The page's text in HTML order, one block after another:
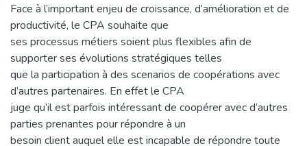
Face à l’important enjeu de croissance, d’amélioration et de
productivité, le CPA souhaite que
ses processus métiers soient plus flexibles afin de
supporter ses évolutions stratégiques telles
que la participation à des scenarios de coopérations avec
d’autres partenaires. En effet le CPA
juge qu’il est parfois intéressant de coopérer avec d’autres
parties prenantes pour répondre à un
besoin client auquel elle est incapable de répondre toute